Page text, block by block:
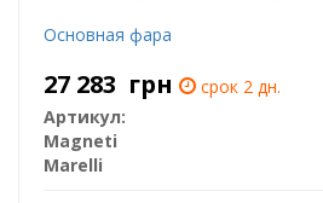
Основная фара
27 283 грн
срок 2 дн.
Артикул:
Magneti
Marelli